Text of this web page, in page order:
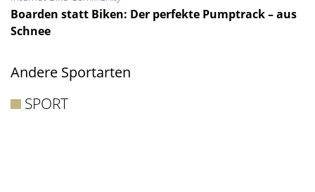
Boarden statt Biken: Der perfekte Pumptrack – aus
Schnee
Andere Sportarten
SPORT